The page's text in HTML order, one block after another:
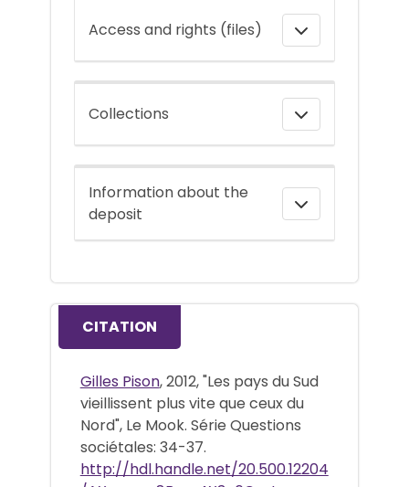
Access and rights (files)
Collections
Information about the
deposit
CITATION
Gilles Pison, 2012, "Les pays du Sud
vieillissent plus vite que ceux du
Nord", Le Mook. Série Questions
sociétales: 34-37.
http://hdl.handle.net/20.500.12204